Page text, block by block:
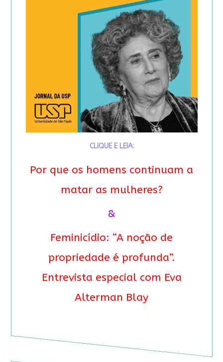
CLIQUE E LEIA:
Por que os homens continuam a
matar as mulheres?
&
Feminicídio: “A noção de
propriedade é profunda”.
Entrevista especial com Eva
Alterman Blay